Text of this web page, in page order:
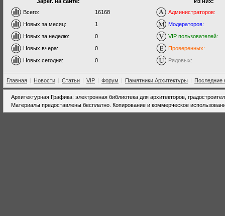
Всего:
16168
Новых за месяц:
1
Новых за неделю:
0
Новых вчера:
0
Новых сегодня:
0
Администраторов:
Модераторов:
VIP пользователей:
Проверенных:
Рядовых:
Главная | Новости | Статьи | VIP | Форум | Памятники Архитектуры | Последние
Архитектурная Графика: электронная библиотека для архитекторов,
Материалы предоставлены бесплатно. Копирование и коммерческое